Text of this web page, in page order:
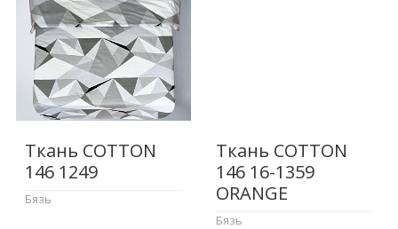
Ткань COTTON
146 1249
Бязь
Ткань COTTON
146 16-1359
ORANGE
Бязь